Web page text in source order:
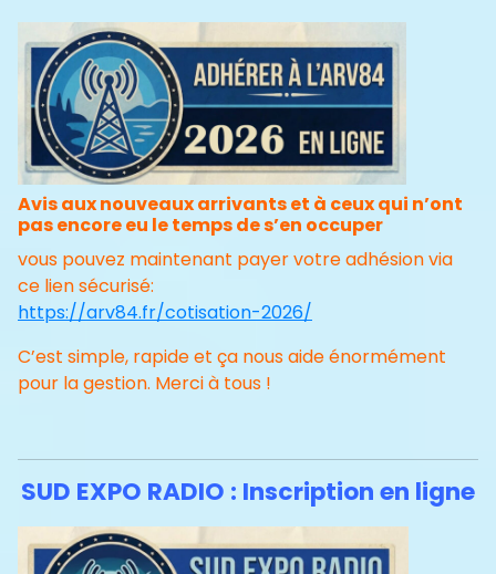
Avis aux nouveaux arrivants et à ceux qui n’ont
pas encore eu le temps de s’en occuper
vous pouvez maintenant payer votre adhésion via
ce lien sécurisé:
https://arv84.fr/cotisation-2026/
C’est simple, rapide et ça nous aide énormément
pour la gestion. Merci à tous !
SUD EXPO RADIO : Inscription en ligne